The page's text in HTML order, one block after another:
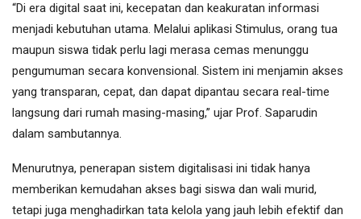
“Di era digital saat ini, kecepatan dan keakuratan informasi
menjadi kebutuhan utama. Melalui aplikasi Stimulus, orang tua
maupun siswa tidak perlu lagi merasa cemas menunggu
pengumuman secara konvensional. Sistem ini menjamin akses
yang transparan, cepat, dan dapat dipantau secara real-time
langsung dari rumah masing-masing,” ujar Prof. Saparudin
dalam sambutannya.
Menurutnya, penerapan sistem digitalisasi ini tidak hanya
memberikan kemudahan akses bagi siswa dan wali murid,
tetapi juga menghadirkan tata kelola yang jauh lebih efektif dan